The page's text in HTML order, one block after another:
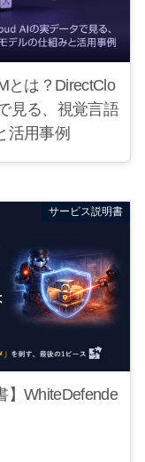
とは？DirectClo
見る、視覚言語
活用事例
サービス説明書
】WhiteDefende